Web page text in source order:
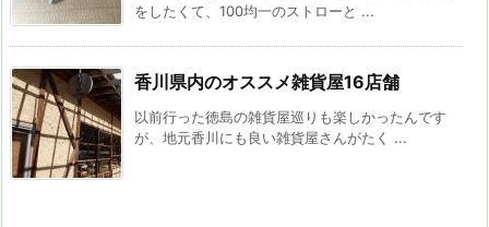
をしたくて、100均一のストローと ...
香川県内のオススメ雑貨屋16店舗
以前行った徳島の雑貨屋巡りも楽しかったんです
が、地元香川にも良い雑貨屋さんがたく ...